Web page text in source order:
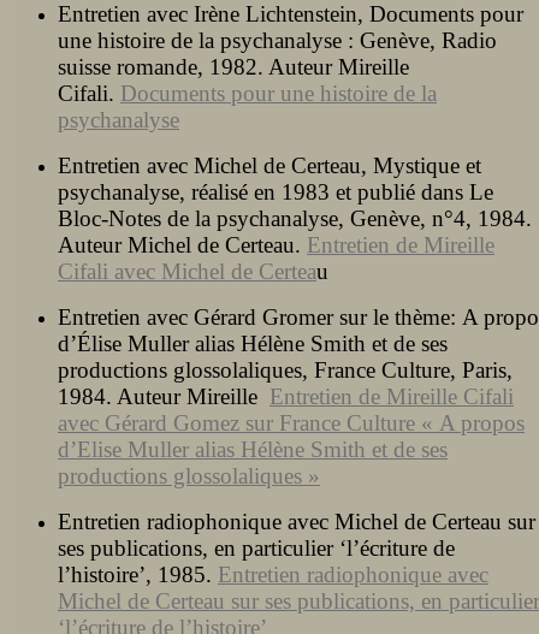
Entretien avec Irène Lichtenstein, Documents pour
une histoire de la psychanalyse : Genève, Radio
suisse romande, 1982. Auteur Mireille
Cifali. Documents pour une histoire de la
psychanalyse
Entretien avec Michel de Certeau, Mystique et
psychanalyse, réalisé en 1983 et publié dans Le
Bloc-Notes de la psychanalyse, Genève, n°4, 1984.
Auteur Michel de Certeau. Entretien de Mireille
Cifali avec Michel de Certeau
Entretien avec Gérard Gromer sur le thème: A
d’Élise Muller alias Hélène Smith et de ses
productions glossolaliques, France Culture, Paris,
1984. Auteur Mireille Entretien de Mireille Cifali
avec Gérard Gomez sur France Culture « A propos
d’Elise Muller alias Hélène Smith et de ses
productions glossolaliques »
Entretien radiophonique avec Michel de Certeau sur
ses publications, en particulier ‘l’écriture de
l’histoire’, 1985. Entretien radiophonique avec
Michel de Certeau sur ses publications, en particulier
‘l’écriture de l’histoire’